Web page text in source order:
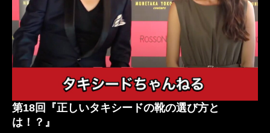
第18回『正しいタキシードの靴の選び方と
は！？』